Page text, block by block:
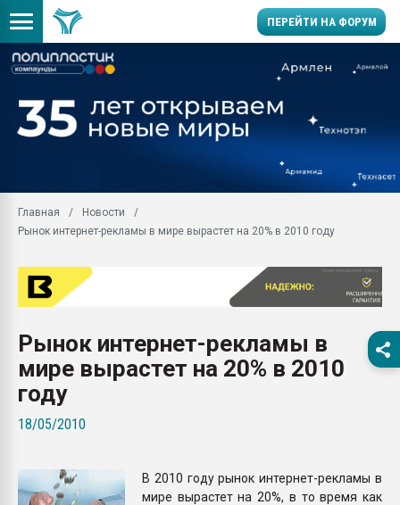
ПЕРЕЙТИ НА ФОРУМ
производство SPC
заводу пластмасс"
Подмосковье, Москва
28.07.2026
пластмасс
28.07.2026
ПЕРЕЙТИ НА
Главная
Новости
Рынок интернет-рекламы в мире вырастет на 20% в 2010 году
Рынок интернет-рекламы в
мире вырастет на 20% в 2010
году
18/05/2010
В 2010 году рынок интернет-рекламы в
мире вырастет на 20%, в то время как